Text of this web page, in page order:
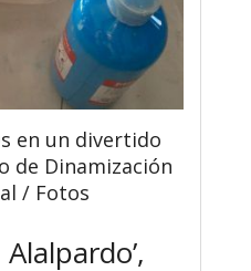
en un divertido
de Dinamización
/ Fotos